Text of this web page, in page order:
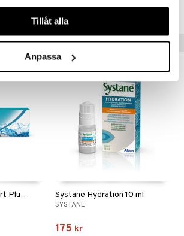
användande av vår webbplats.
Tillåt alla
Anpassa
dagarna: 749 kr
Tips till dig
Dailies AquaComfort Plus 30p Systane Hydration 10 ml
SYSTANE
175 kr